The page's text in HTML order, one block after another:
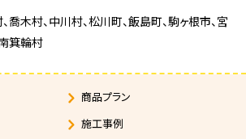
喬木村、中川村、松川町、飯島町、駒ヶ根市、宮
箕輪村
商品プラン
施工事例